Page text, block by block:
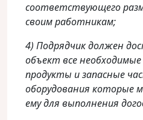
соответствующего
своим работникам;
4) Подрядчик должен
объект все
продукты и запасные
оборудования которые
ему для выполнения